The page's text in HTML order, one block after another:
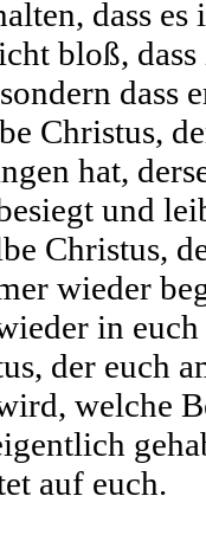
dass
bloß,
dass
Christus,
hat,
und
Christus,
wieder
in
der euch
welche
auf euch.